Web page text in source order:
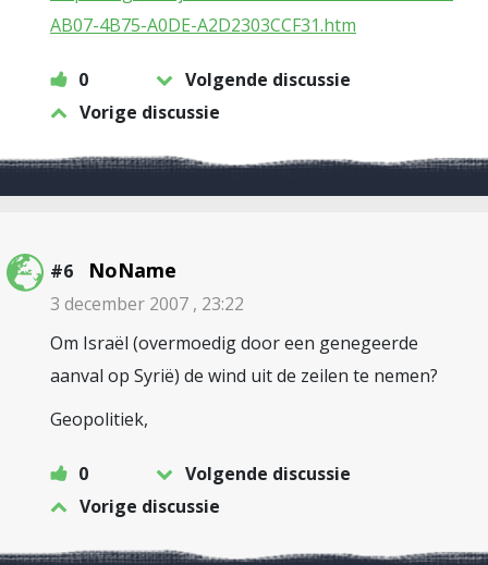
AB07-4B75-A0DE-A2D2303CCF31.htm
0
Volgende discussie
Vorige discussie
#6 NoName
3 december 2007 , 23:22
Om Israël (overmoedig door een genegeerde
aanval op Syrië) de wind uit de zeilen te nemen?
Geopolitiek,
0
Volgende discussie
Vorige discussie